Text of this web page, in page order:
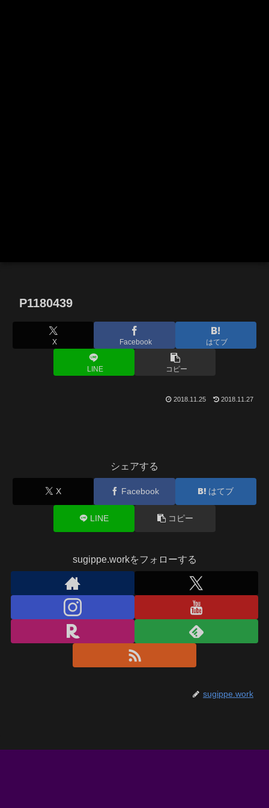
P1180439
X Facebook はてブ
LINE コピー
2018.11.25 2018.11.27
シェアする
X Facebook はてブ
LINE コピー
sugippe.workをフォローする
sugippe.work